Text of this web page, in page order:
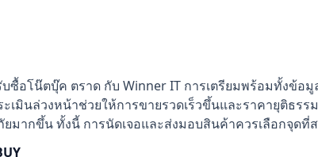
ซื้อโน๊ตบุ๊ค ตราด กับ Winner IT การเตรียมพร้อมทั้งข้อ
เมินล่วงหน้าช่วยให้การขายรวดเร็วขึ้นและราคายุติธร
มากขึ้น ทั้งนี้ การนัดเจอและส่งมอบสินค้าควรเลือกจุดที่